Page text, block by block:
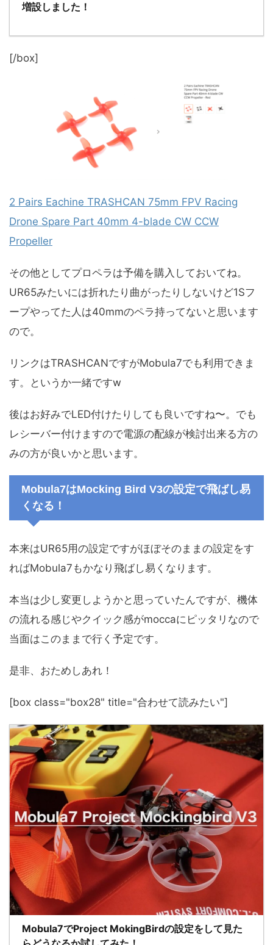
増設しました！
[/box]
2 Pairs Eachine TRASHCAN 75mm FPV Racing
Drone Spare Part 40mm 4-blade CW CCW
Propeller
その他としてプロペラは予備を購入しておいてね。
UR65みたいには折れたり曲がったりしないけど1Sフ
ープやってた人は40mmのペラ持ってないと思います
ので。
リンクはTRASHCANですがMobula7でも利用できま
す。というか一緒ですw
後はお好みでLED付けたりしても良いですね〜。でも
レシーバー付けますので電源の配線が検討出来る方の
みの方が良いかと思います。
Mobula7はMocking Bird V3の設定で飛ばし易
くなる！
本来はUR65用の設定ですがほぼそのままの設定をす
ればMobula7もかなり飛ばし易くなります。
本当は少し変更しようかと思っていたんですが、機体
の流れる感じやクイック感がmoccaにピッタリなので
当面はこのままで行く予定です。
是非、おためしあれ！
[box class="box28" title="合わせて読みたい"]
Mobula7でProject MokingBirdの設定をして見た